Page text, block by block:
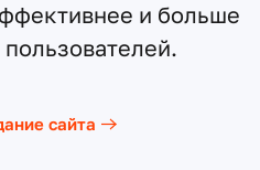
и больше
сайта